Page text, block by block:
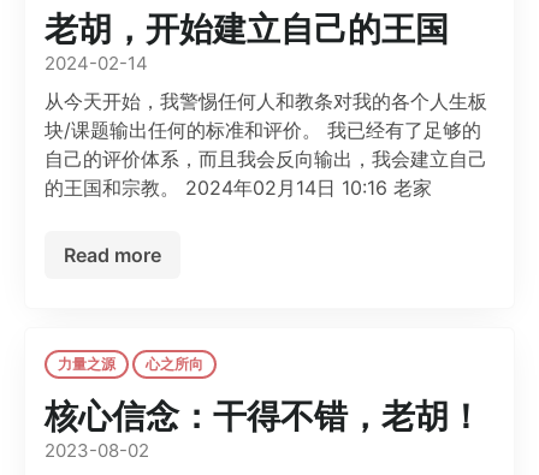
老胡，开始建立自己的王国
2024-02-14
从今天开始，我警惕任何人和教条对我的各个人生板
块/课题输出任何的标准和评价。 我已经有了足够的
自己的评价体系，而且我会反向输出，我会建立自己
的王国和宗教。 2024年02月14日 10:16 老家
Read more
力量之源 心之所向
核心信念：干得不错，老胡！
2023-08-02